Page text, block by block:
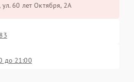
ул. 60 лет Октября, 2А
до 21:00